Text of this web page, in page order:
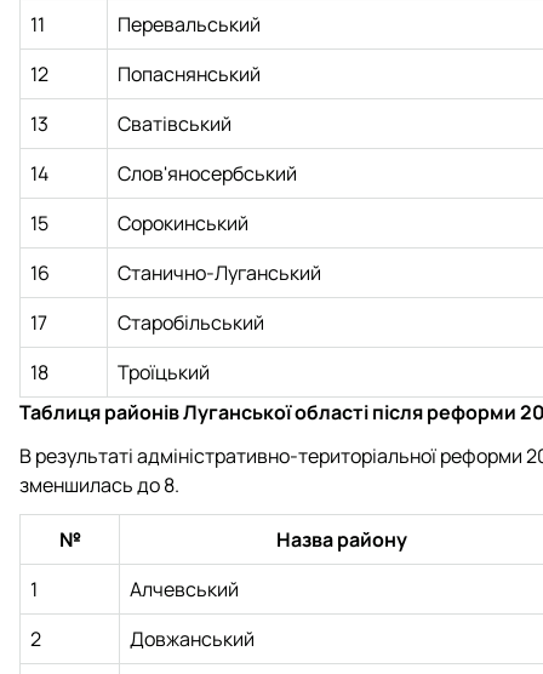
11
Перевальський
12
Попаснянський
13
Сватівський
14
Слов'яносербський
15
Сорокинський
16
Станично-Луганський
17
Старобільський
18
Троїцький
Таблиця районів Луганської області після реформи
В результаті адміністративно-територіальної реформи
зменшилась до 8.
№
Назва району
1
Алчевський
2
Довжанський